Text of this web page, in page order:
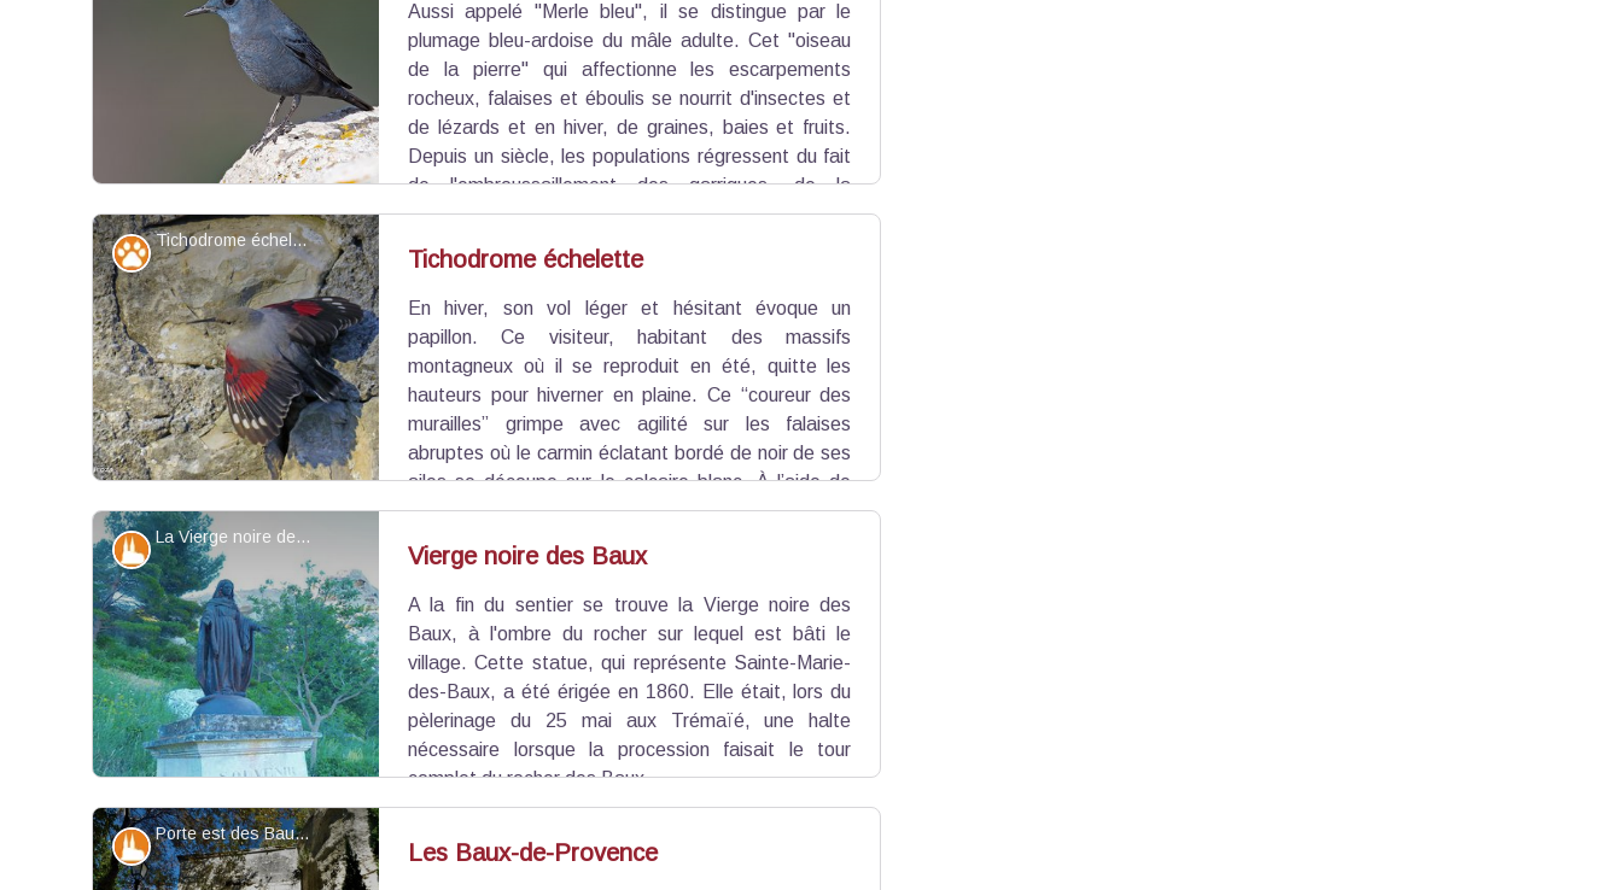
Voir l'image en plein écran
Voir l'image en plein écran
Aussi appelé "Merle bleu", il se distingue par le
plumage bleu-ardoise du mâle adulte. Cet "oiseau
de la pierre" qui affectionne les escarpements
rocheux, falaises et éboulis se nourrit d'insectes et
de lézards et en hiver, de graines, baies et fruits.
Depuis un siècle, les populations régressent du fait
de l'embroussaillement des garrigues, de la
surfréquentation des sites accidentés, de la création de voies d'escalade, de
l'urbanisme galopant et des traitements phytosanitaires des cultures.
Tichodrome échelette - ©S. Wroza
Voir l'image en plein écran
Faune Tichodrome échelette
En hiver, son vol léger et hésitant évoque un
papillon. Ce visiteur, habitant des massifs
montagneux où il se reproduit en été, quitte les
hauteurs pour hiverner en plaine. Ce “coureur des
murailles” grimpe avec agilité sur les falaises
abruptes où le carmin éclatant bordé de noir de ses
ailes se découpe sur le calcaire blanc. À l’aide de
son long bec légèrement incurvé, il extrait des fissures toutes sortes d’insectes. Posé,
il est quasiment invisible grâce à son plumage couleur de pierre.
La Vierge noire des Baux - ©Jason Gaydier - PNR Alpilles
Patrimoine et histoire Vierge noire des Baux
A la fin du sentier se trouve la Vierge noire des
Baux, à l'ombre du rocher sur lequel est bâti le
village. Cette statue, qui représente Sainte-Marie-
des-Baux, a été érigée en 1860. Elle était, lors du
pèlerinage du 25 mai aux Trémaïé, une halte
nécessaire lorsque la procession faisait le tour
complet du rocher des Baux.
Porte est des Baux-de-Provence - ©Sarah Boggio-Pola - PNR Alpilles
Patrimoine et histoire Les Baux-de-Provence